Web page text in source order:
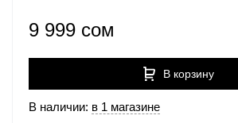
9 999 сом
В корзину
В наличии: в 1 магазине